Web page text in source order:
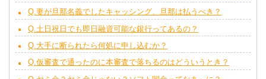
Q.妻が旦那名義でしたキャッシング、旦那は払うべき？
Q.土日祝日でも即日融資可能な銀行ってあるの？
Q.大手に断られたら何処に申し込むか？
Q.仮審査で通ったのに本審査で落ちるのはどういうとき？